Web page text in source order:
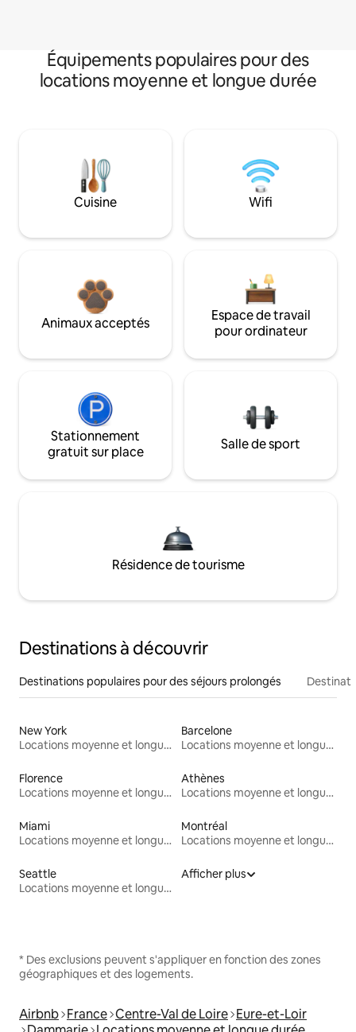
Équipements populaires pour des
locations moyenne et longue durée
Cuisine Wifi
Animaux acceptés
Espace de travail
pour ordinateur
Stationnement
gratuit sur place
Salle de sport
Résidence de tourisme
Destinations à découvrir
Destinations populaires pour des séjours prolongés
New York
Locations moyenne et longue durée
Barcelone
Locations moyenne et longue durée
Florence
Locations moyenne et longue durée
Athènes
Locations moyenne et longue durée
Miami
Locations moyenne et longue durée
Montréal
Locations moyenne et longue durée
Seattle
Locations moyenne et longue durée
Afficher plus
* Des exclusions peuvent s'appliquer en fonction des zones
géographiques et des logements.
Airbnb France Centre-Val de Loire Eure-et-Loir